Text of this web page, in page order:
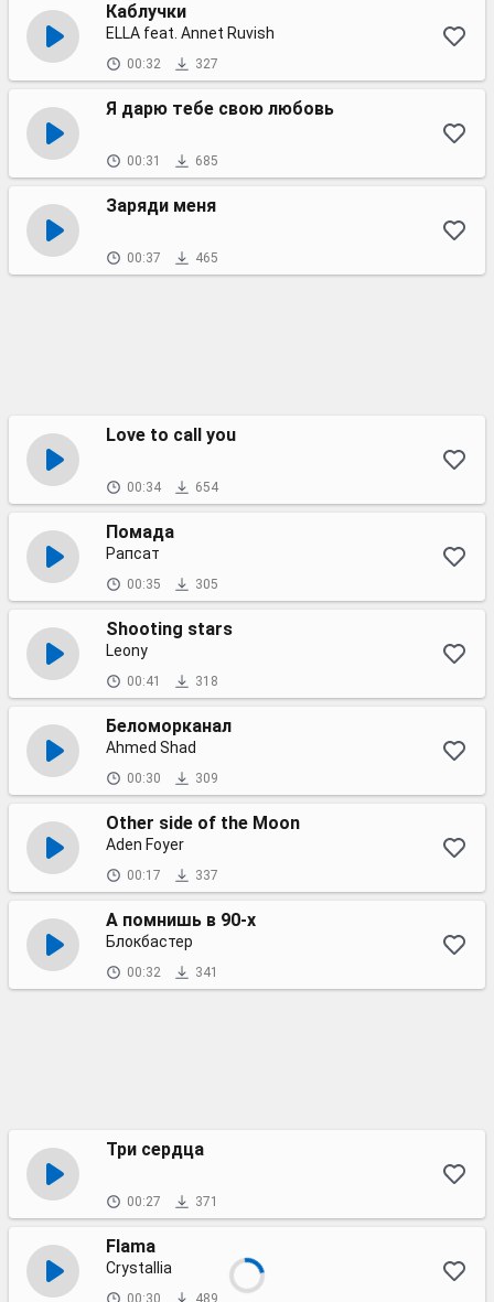
Каблучки
ELLA feat. Annet Ruvish
00:32 327
Я дарю тебе свою любовь
00:31 685
Заряди меня
00:37 465
Love to call you
00:34 654
Помада
Рапсат
00:35 305
Shooting stars
Leony
00:41 318
Беломорканал
Ahmed Shad
00:30 309
Other side of the Moon
Aden Foyer
00:17 337
А помнишь в 90-х
Блокбастер
00:32 341
Три сердца
00:27 371
Flama
Crystallia
00:30 489